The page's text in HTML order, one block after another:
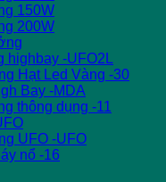
150W
200W
highbay -UFO2L
Hạt Led Vàng -30
Bay -MDA
thông dụng -11
UFO -UFO
nổ -16